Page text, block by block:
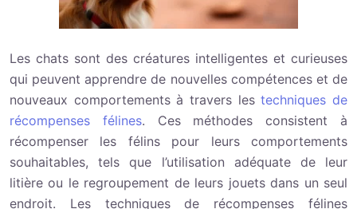
Les chats sont des créatures intelligentes et curieuses
qui peuvent apprendre de nouvelles compétences et de
nouveaux comportements à travers lestechniques de
récompenses félines. Ces méthodes consistent à
récompenser les félins pour leurs comportements
souhaitables, tels que l’utilisation adéquate de leur
litière ou le regroupement de leurs jouets dans un seul
endroit. Les techniques de récompenses félines